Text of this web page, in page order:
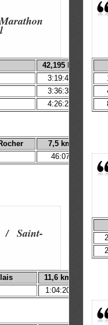
42,195
3:19:45
3:36:36
4:26:29
7,5 km
46:07
/ Saint-
11,6 km
1:04:20